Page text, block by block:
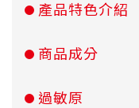
產品特色介紹
商品成分
過敏原